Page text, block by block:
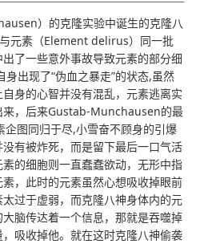
）的克隆实验中诞生的克隆八
元素（Element delirus）同一批
了一些意外事故导致元素的部分细
出现了“伪血之暴走”的状态,虽然
身的心智并没有混乱，元素逃离实
来，后来Gustab-Munchausen的最
图同归于尽,小雪奋不顾身的引爆
有被炸死，而是留下最后一口气活
的细胞则一直蠢蠢欲动，无形中指
，此时的元素虽然心想吸收掉眼前
过于虚弱，而克隆八神身体内的元
脑传达着一个信息，那就是吞噬掉
吸收掉他。就在这时克隆八神偷袭